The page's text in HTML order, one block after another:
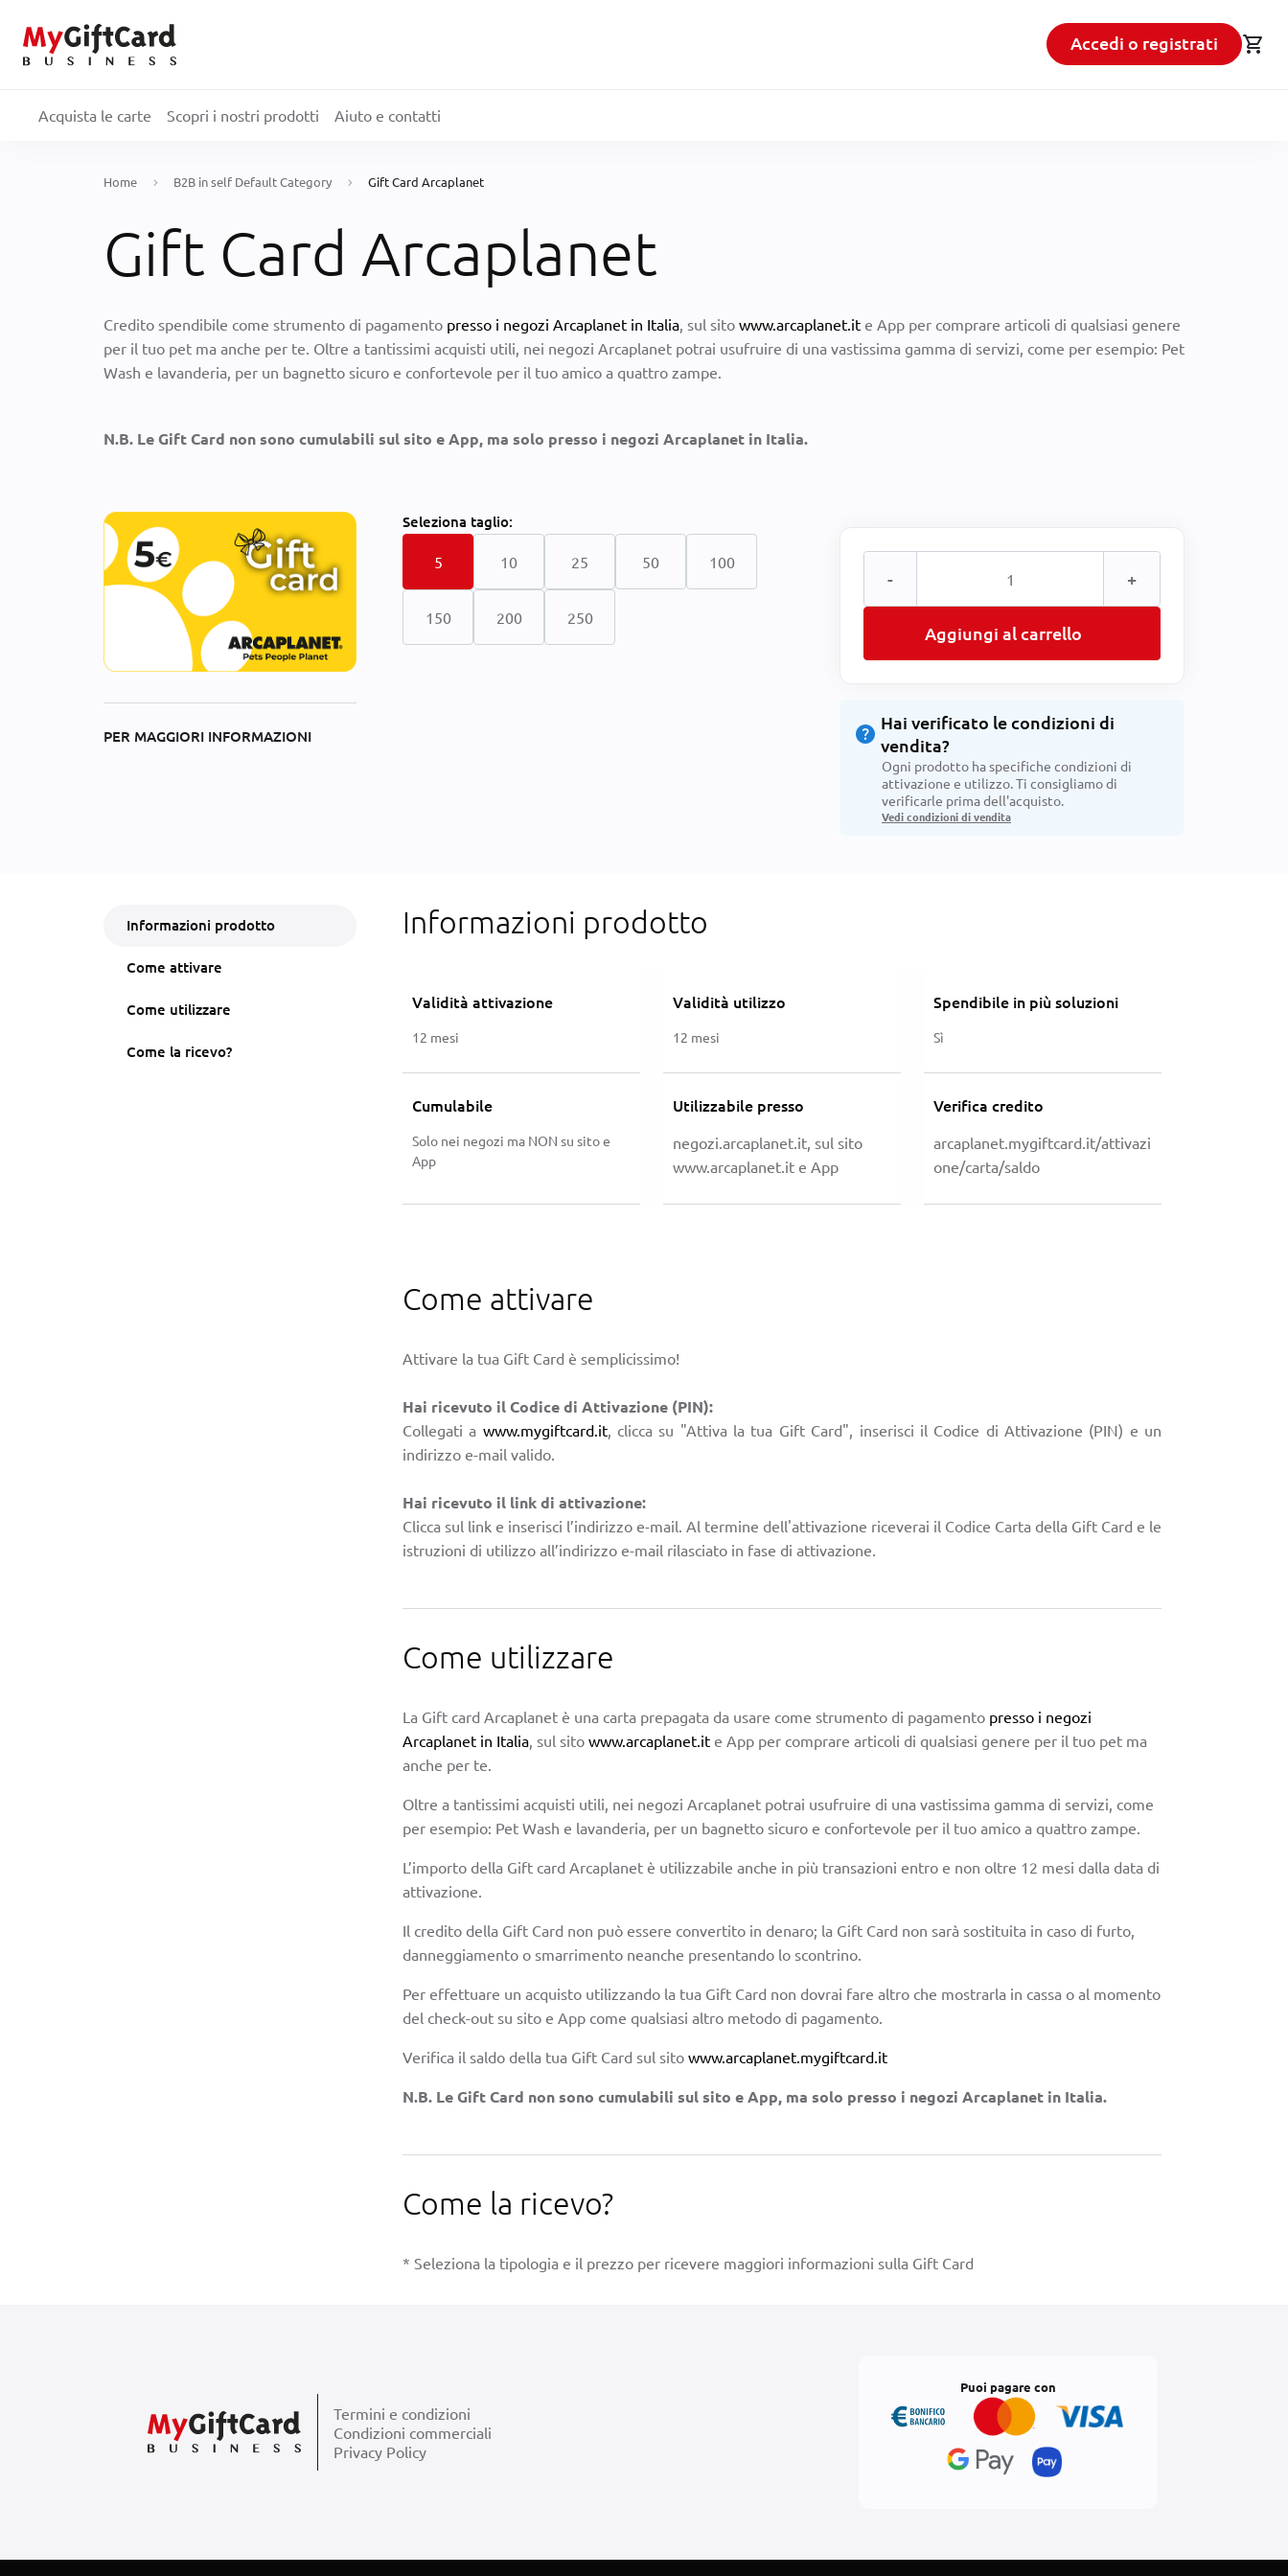
Accedi o registrati shopping_cart
Acquista le carte Scopri i nostri prodotti Aiuto e contatti
Home B2B in self Default Category Gift Card Arcaplanet
Gift Card Arcaplanet
Credito spendibile come strumento di pagamento presso i negozi Arcaplanet in Italia , sul sito www.arcaplanet.it e App per comprare articoli di qualsiasi genere
per il tuo pet ma anche per te. Oltre a tantissimi acquisti utili, nei negozi Arcaplanet potrai usufruire di una vastissima gamma di servizi, come per esempio: Pet
Wash e lavanderia, per un bagnetto sicuro e confortevole per il tuo amico a quattro zampe.
N.B. Le Gift Card non sono cumulabili sul sito e App, ma solo presso i negozi Arcaplanet in Italia.
PER MAGGIORI INFORMAZIONI
Seleziona taglio:
5 10 25 50 100
150 200 250
- +
Aggiungi al carrello
help Hai verificato le condizioni di
vendita?
Ogni prodotto ha specifiche condizioni di
attivazione e utilizzo. Ti consigliamo di
verificarle prima dell'acquisto.
Vedi condizioni di vendita
Informazioni prodotto
Come attivare
Come utilizzare
Come la ricevo?
Informazioni prodotto
Validità attivazione
12 mesi
Validità utilizzo
12 mesi
Spendibile in più soluzioni
Sì
Cumulabile
Solo nei negozi ma NON su sito e
App
Utilizzabile presso
negozi.arcaplanet.it , sul sito
www.arcaplanet.it e App
Verifica credito
arcaplanet.mygiftcard.it/attivazi
one/carta/saldo
Come attivare
Attivare la tua Gift Card è semplicissimo!
Hai ricevuto il Codice di Attivazione (PIN):
Collegati a www.mygiftcard.it, clicca su "Attiva la tua Gift Card", inserisci il Codice di Attivazione (PIN) e un
indirizzo e-mail valido.
Hai ricevuto il link di attivazione:
Clicca sul link e inserisci l’indirizzo e-mail. Al termine dell'attivazione riceverai il Codice Carta della Gift Card e le
istruzioni di utilizzo all’indirizzo e-mail rilasciato in fase di attivazione.
Come utilizzare
La Gift card Arcaplanet è una carta prepagata da usare come strumento di pagamento presso i negozi
Arcaplanet in Italia , sul sito www.arcaplanet.it e App per comprare articoli di qualsiasi genere per il tuo pet ma
anche per te.
Oltre a tantissimi acquisti utili, nei negozi Arcaplanet potrai usufruire di una vastissima gamma di servizi, come
per esempio: Pet Wash e lavanderia, per un bagnetto sicuro e confortevole per il tuo amico a quattro zampe.
L’importo della Gift card Arcaplanet è utilizzabile anche in più transazioni entro e non oltre 12 mesi dalla data di
attivazione.
Il credito della Gift Card non può essere convertito in denaro; la Gift Card non sarà sostituita in caso di furto,
danneggiamento o smarrimento neanche presentando lo scontrino.
Per effettuare un acquisto utilizzando la tua Gift Card non dovrai fare altro che mostrarla in cassa o al momento
del check-out su sito e App come qualsiasi altro metodo di pagamento.
Verifica il saldo della tua Gift Card sul sito www.arcaplanet.mygiftcard.it
N.B. Le Gift Card non sono cumulabili sul sito e App, ma solo presso i negozi Arcaplanet in Italia.
Come la ricevo?
* Seleziona la tipologia e il prezzo per ricevere maggiori informazioni sulla Gift Card
Termini e condizioni
Condizioni commerciali
Privacy Policy
Puoi pagare con